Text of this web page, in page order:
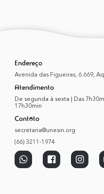
Endereço
Avenida das Figueiras, 6.669,
Atendimento
De segunda à sexta | Das
17h30min
Contato
secretaria@unesin.org
(66) 3211-1974